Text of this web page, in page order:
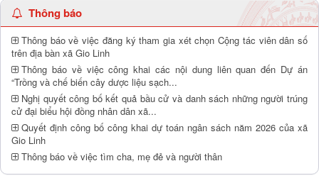
Thông báo
Thông báo về việc đăng ký tham gia xét chọn Cộng tác viên dân số
trên địa bàn xã Gio Linh
Thông báo về việc công khai các nội dung liên quan đến Dự án
“Trồng và chế biến cây dược liệu sạch...
Nghị quyết công bố kết quả bầu cử và danh sách những người trúng
cử đại biểu hội đồng nhân dân xã...
Quyết định công bố công khai dự toán ngân sách năm 2026 của xã
Gio Linh
Thông báo về việc tìm cha, mẹ đẻ và người thân